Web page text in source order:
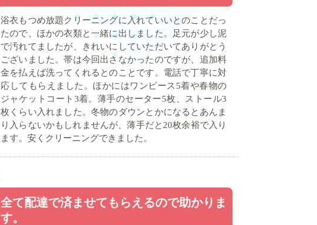
浴衣もつめ放題クリーニングに入れていいとのことだっ
たので、ほかの衣類と一緒に出しました。足元が少し泥
で汚れてましたが、きれいにしていただいてありがとう
ございました。帯は今回出さなかったのですが、追加料
金を払えば洗ってくれるとのことです。電話で丁寧に対
応してもらえました。ほかにはワンピース5着や春物の
ジャケットコート3着。薄手のセーター5枚、ストール3
枚くらい入れました。冬物のダウンとかになるとあんま
り入らないかもしれませんが、薄手だと20枚余裕で入り
ます。安くクリーニングできました。
全て配達で済ませてもらえるので助かりま
す。